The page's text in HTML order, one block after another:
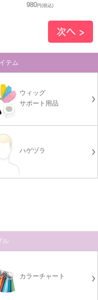
980円(税込)
テム
ウィッグ
サポート用品
ハゲヅラ
ル
カラーチャート